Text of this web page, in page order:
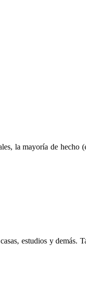
la mayoría de hecho
estudios y demás.